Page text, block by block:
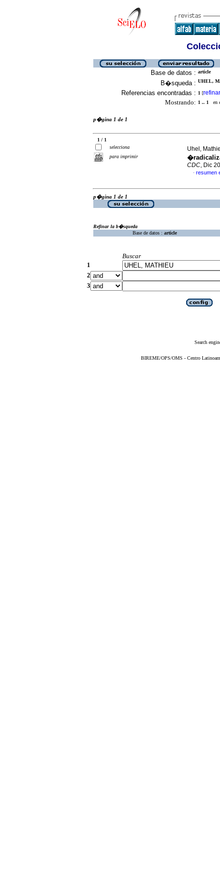
Base de datos : article
B�squeda : UHEL,
Referencias encontradas : 1 [refinar
Mostrando: 1 .. 1 en
p�gina 1 de 1
1 / 1
selecciona
para imprimir
Uhel,
CDC, Dic
· resumen
p�gina 1 de 1
Refinar la b�squeda
Base de datos : article
Buscar
1
2
3
Search
BIREME/OPS/OMS - Centro